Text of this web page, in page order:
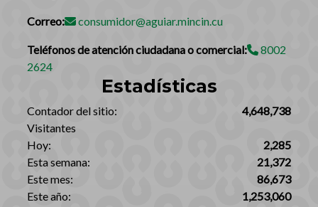
Correo: consumidor@aguiar.mincin.cu
Teléfonos de atención ciudadana o comercial:
8002
2624
Estadísticas
‎Contador del sitio:‎
4,648,738
Visitantes
Hoy:
2,285
Esta semana:
21,372
Este mes:
86,673
Este año:
1,253,060